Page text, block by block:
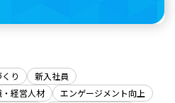
り
新入社員
経営人材
エンゲージメント向上